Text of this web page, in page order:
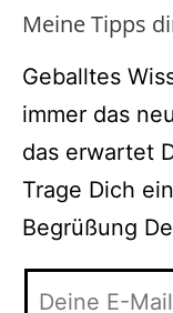
Meine Tipps
Geballtes
immer das
das erwartet
Trage Dich
Begrüßung